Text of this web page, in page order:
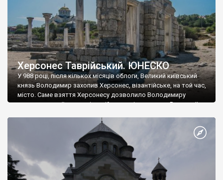
Херсонес Таврійський. ЮНЕСКО
У 988 році, після кількох місяців облоги, Великий київський
князь Володимир захопив Херсонес, візантійське, на той час,
місто. Саме взяття Херсонесу дозволило Володимиру
диктувати свої умови візантійському імператору Василю ІІ, та
Херсонесі Володимир-язичник, став Василем-християнином.
А потім було Хрещення Русі. На честь Херсонесу Таврійського